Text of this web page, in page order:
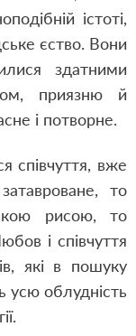
істоті,
єство. Вони
здатними
приязню й
і потворне.
співчуття, вже
то
рисою, то
і співчуття
які в пошуку
усю облудність